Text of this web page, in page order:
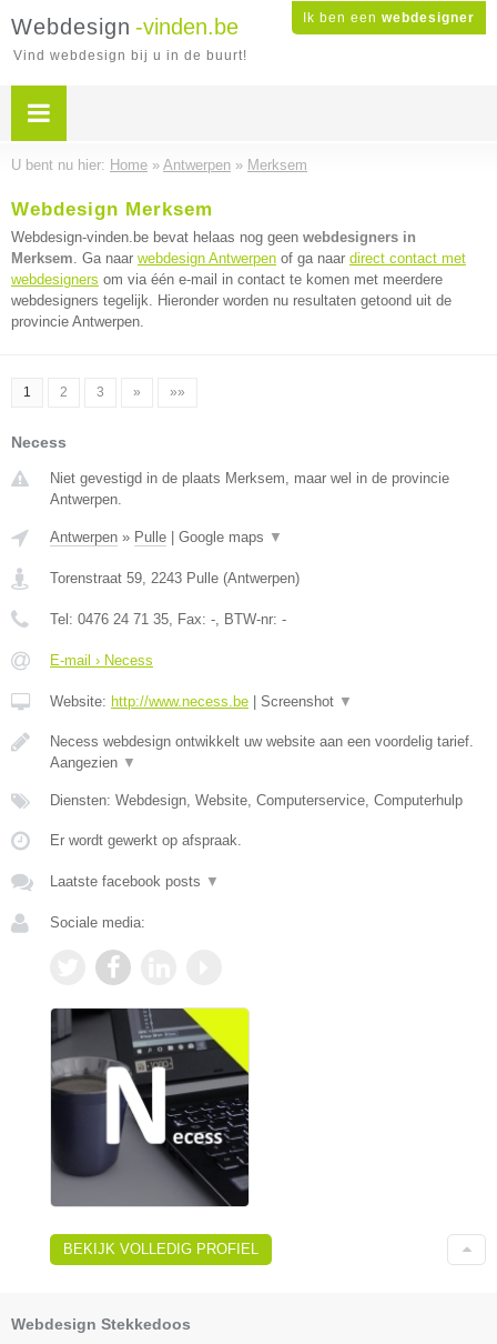
Ik ben een webdesigner
Webdesign -vinden.be
Vind webdesign bij u in de buurt!
U bent nu hier: Home » Antwerpen » Merksem
Webdesign Merksem
Webdesign-vinden.be bevat helaas nog geen webdesigners in
Merksem. Ga naar webdesign Antwerpen of ga naar direct contact met
webdesigners om via één e-mail in contact te komen met meerdere
webdesigners tegelijk. Hieronder worden nu resultaten getoond uit de
provincie Antwerpen.
1 2 3 » »»
Necess
Niet gevestigd in de plaats Merksem, maar wel in de provincie
Antwerpen.
Antwerpen » Pulle Google maps ▼
Torenstraat 59, 2243 Pulle (Antwerpen)
Tel: 0476 24 71 35, Fax: -, BTW-nr: -
E-mail › Necess
Website: http://www.necess.be Screenshot ▼
Necess webdesign ontwikkelt uw website aan een voordelig tarief.
Aangezien ▼
Diensten: Webdesign, Website, Computerservice, Computerhulp
Er wordt gewerkt op afspraak.
Laatste facebook posts ▼
Sociale media:
BEKIJK VOLLEDIG PROFIEL
Webdesign Stekkedoos